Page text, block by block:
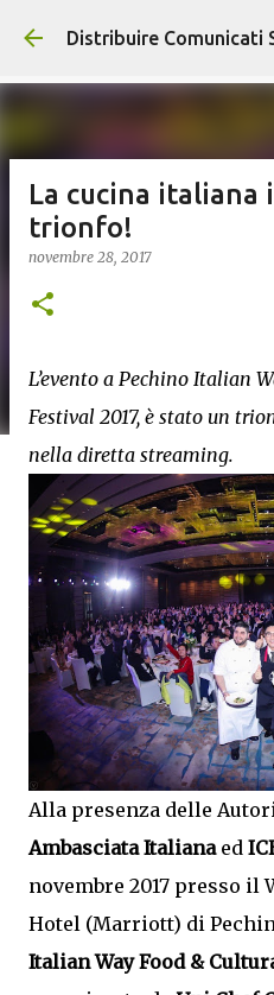
Passa ai
Distribuire Comunicati
La cucina italiana
trionfo!
novembre 28, 2017
L’evento a Pechino Italian
Festival 2017, è stato un
nella diretta streaming.
Alla presenza delle
Ambasciata Italianaed
novembre 2017 presso il
Hotel (Marriott) di
Italian Way Food &